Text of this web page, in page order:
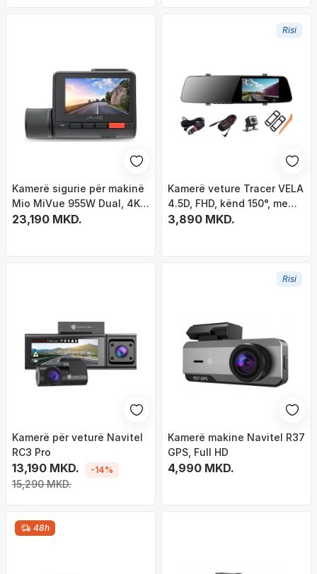
Kamerë sigurie për makinë
Mio MiVue 955W Dual, 4K,
WiFi, me kamerë të pasme
23,190 MKD.
Risi
Kamerë veture Tracer VELA
4.5D, FHD, kënd 150°, me
kamerë të pasme
3,890 MKD.
Kamerë për veturë Navitel
RC3 Pro
13,190 MKD.
15,290 MKD.
-14%
Risi
Kamerë makine Navitel R37
GPS, Full HD
4,990 MKD.
48h